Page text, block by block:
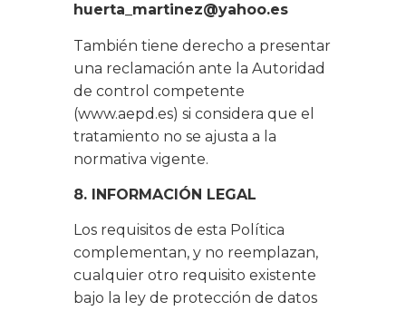
huerta_martinez@yahoo.es
También tiene derecho a presentar
una reclamación ante la Autoridad
de control competente
(www.aepd.es) si considera que el
tratamiento no se ajusta a la
normativa vigente.
8. INFORMACIÓN LEGAL
Los requisitos de esta Política
complementan, y no reemplazan,
cualquier otro requisito existente
bajo la ley de protección de datos